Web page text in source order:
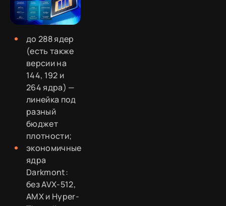
до 288 ядер
(есть также
версии на
144, 192 и
264 ядра) —
линейка под
разный
бюджет
плотности;
экономичные
ядра
Darkmont:
без AVX-512,
AMX и Hyper-